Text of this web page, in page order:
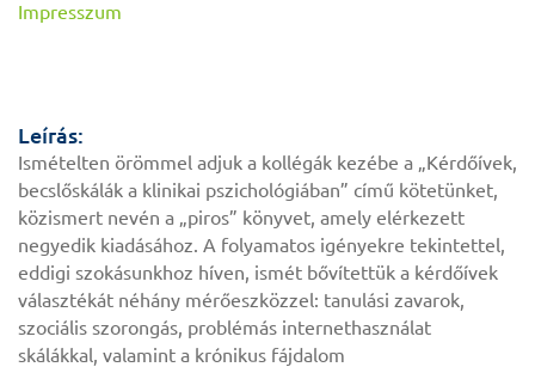
Impresszum
Leírás:
Ismételten örömmel adjuk a kollégák kezébe a „Kérdőívek,
becslőskálák a klinikai pszichológiában” című kötetünket,
közismert nevén a „piros” könyvet, amely elérkezett
negyedik kiadásához. A folyamatos igényekre tekintettel,
eddigi szokásunkhoz híven, ismét bővítettük a kérdőívek
választékát néhány mérőeszközzel: tanulási zavarok,
szociális szorongás, problémás internethasználat
skálákkal, valamint a krónikus fájdalom